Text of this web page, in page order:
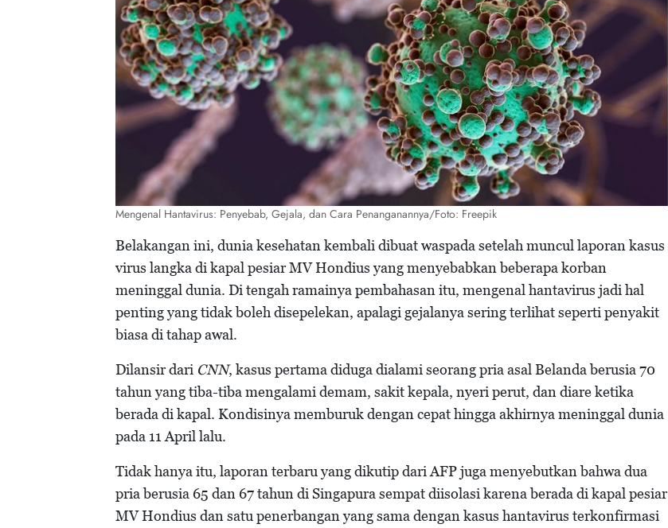
Mengenal Hantavirus: Penyebab, Gejala, dan Cara Penanganannya/Foto: Freepik
Belakangan ini, dunia kesehatan kembali dibuat waspada setelah muncul laporan kasus
virus langka di kapal pesiar MV Hondius yang menyebabkan beberapa korban
meninggal dunia. Di tengah ramainya pembahasan itu, mengenal hantavirus jadi hal
penting yang tidak boleh disepelekan, apalagi gejalanya sering terlihat seperti penyakit
biasa di tahap awal.
Dilansir dari CNN, kasus pertama diduga dialami seorang pria asal Belanda berusia 70
tahun yang tiba-tiba mengalami demam, sakit kepala, nyeri perut, dan diare ketika
berada di kapal. Kondisinya memburuk dengan cepat hingga akhirnya meninggal dunia
pada 11 April lalu.
Tidak hanya itu, laporan terbaru yang dikutip dari AFP juga menyebutkan bahwa dua
pria berusia 65 dan 67 tahun di Singapura sempat diisolasi karena berada di kapal pesiar
MV Hondius dan satu penerbangan yang sama dengan kasus hantavirus terkonfirmasi